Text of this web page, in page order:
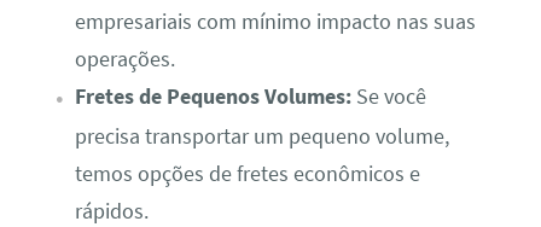
empresariais com mínimo impacto nas suas
operações.
Fretes de Pequenos Volumes:Se você
precisa transportar um pequeno volume,
temos opções de fretes econômicos e
rápidos.